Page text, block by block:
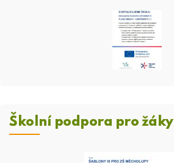
Školní podpora pro žáky